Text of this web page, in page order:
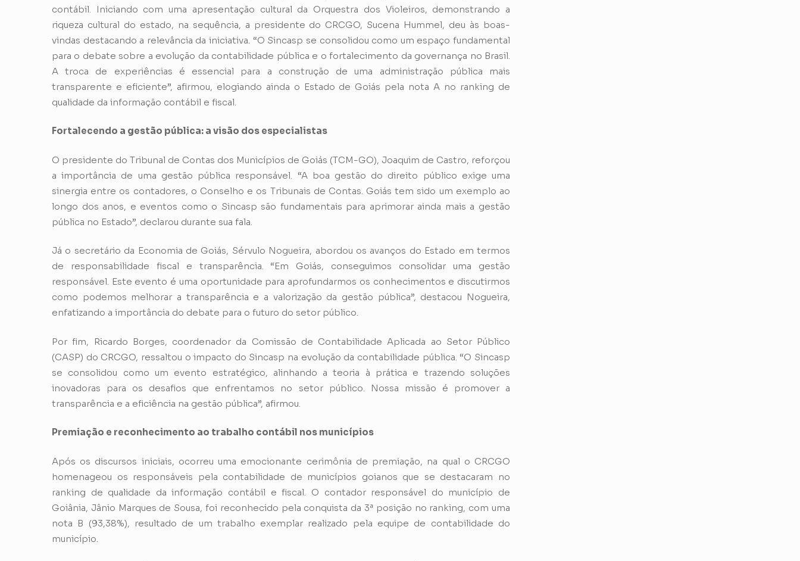
contábil. Iniciando com uma apresentação cultural da Orquestra dos Violeiros, demonstrando a
riqueza cultural do estado, na sequência, a presidente do CRCGO, Sucena Hummel, deu às boas-
vindas destacando a relevância da iniciativa. “O Sincasp se consolidou como um espaço fundamental
para o debate sobre a evolução da contabilidade pública e o fortalecimento da governança no Brasil.
A troca de experiências é essencial para a construção de uma administração pública mais
transparente e eficiente”, afirmou, elogiando ainda o Estado de Goiás pela nota A no ranking de
qualidade da informação contábil e fiscal.
Fortalecendo a gestão pública: a visão dos especialistas
O presidente do Tribunal de Contas dos Municípios de Goiás (TCM-GO), Joaquim de Castro, reforçou
a importância de uma gestão pública responsável. “A boa gestão do direito público exige uma
sinergia entre os contadores, o Conselho e os Tribunais de Contas. Goiás tem sido um exemplo ao
longo dos anos, e eventos como o Sincasp são fundamentais para aprimorar ainda mais a gestão
pública no Estado”, declarou durante sua fala.
Já o secretário da Economia de Goiás, Sérvulo Nogueira, abordou os avanços do Estado em termos
de responsabilidade fiscal e transparência. “Em Goiás, conseguimos consolidar uma gestão
responsável. Este evento é uma oportunidade para aprofundarmos os conhecimentos e discutirmos
como podemos melhorar a transparência e a valorização da gestão pública”, destacou Nogueira,
enfatizando a importância do debate para o futuro do setor público.
Por fim, Ricardo Borges, coordenador da Comissão de Contabilidade Aplicada ao Setor Público
(CASP) do CRCGO, ressaltou o impacto do Sincasp na evolução da contabilidade pública. “O Sincasp
se consolidou como um evento estratégico, alinhando a teoria à prática e trazendo soluções
inovadoras para os desafios que enfrentamos no setor público. Nossa missão é promover a
transparência e a eficiência na gestão pública”, afirmou.
Premiação e reconhecimento ao trabalho contábil nos municípios
Após os discursos iniciais, ocorreu uma emocionante cerimônia de premiação, na qual o CRCGO
homenageou os responsáveis pela contabilidade de municípios goianos que se destacaram no
ranking de qualidade da informação contábil e fiscal. O contador responsável do município de
Goiânia, Jânio Marques de Sousa, foi reconhecido pela conquista da 3ª posição no ranking, com uma
nota B (93,38%), resultado de um trabalho exemplar realizado pela equipe de contabilidade do
município.